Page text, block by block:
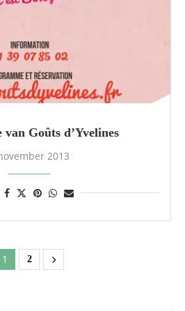
van Goûts d’Yvelines
2013
1 2